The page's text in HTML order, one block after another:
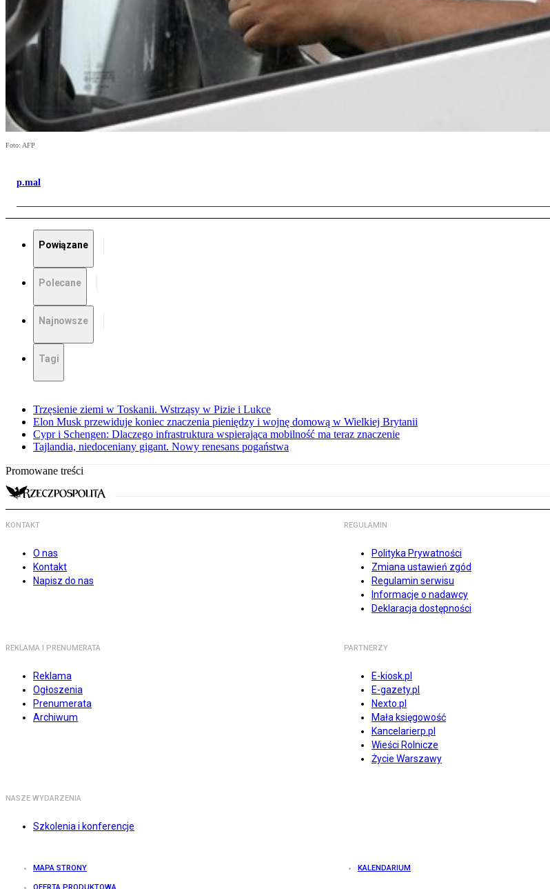
Foto: AFP
p.mal
Powiązane
Polecane
Najnowsze
Tagi
Trzęsienie ziemi w Toskanii. Wstrząsy w Pizie i Lukce
Elon Musk przewiduje koniec znaczenia pieniędzy i wojnę domową w Wielkiej Brytanii
Cypr i Schengen: Dlaczego infrastruktura wspierająca mobilność ma teraz znaczenie
Tajlandia, niedoceniany gigant. Nowy renesans pogaństwa
Promowane treści
KONTAKT
O nas
Kontakt
Napisz do nas
REGULAMIN
Polityka Prywatności
Zmiana ustawień zgód
Regulamin serwisu
Informacje o nadawcy
Deklaracja dostępności
REKLAMA I PRENUMERATA
Reklama
Ogłoszenia
Prenumerata
Archiwum
PARTNERZY
E-kiosk.pl
E-gazety.pl
Nexto.pl
Mała księgowość
Kancelarierp.pl
Wieści Rolnicze
Życie Warszawy
NASZE WYDARZENIA
Szkolenia i konferencje
MAPA STRONY KALENDARIUM